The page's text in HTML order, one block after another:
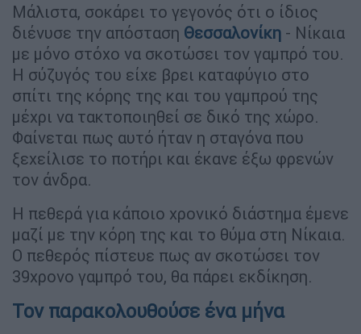
Μάλιστα, σοκάρει το γεγονός ότι ο ίδιος
διένυσε την απόσταση Θεσσαλονίκη - Νίκαια
με μόνο στόχο να σκοτώσει τον γαμπρό του.
Η σύζυγός του είχε βρει καταφύγιο στο
σπίτι της κόρης της και του γαμπρού της
μέχρι να τακτοποιηθεί σε δικό της χώρο.
Φαίνεται πως αυτό ήταν η σταγόνα που
ξεχείλισε το ποτήρι και έκανε έξω φρενών
τον άνδρα.
Η πεθερά για κάποιο χρονικό διάστημα έμενε
μαζί με την κόρη της και το θύμα στη Νίκαια.
Ο πεθερός πίστευε πως αν σκοτώσει τον
39χρονο γαμπρό του, θα πάρει εκδίκηση.
Τον παρακολουθούσε ένα μήνα